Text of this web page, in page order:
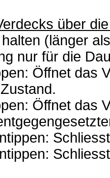
über
(länger
nur für die
Öffnet das
Öffnet das